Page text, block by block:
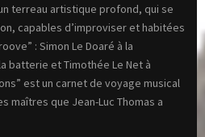
terreau artistique profond, qui se
capables d’improviser et habitées
: Simon Le Doaré à la
batterie et Timothée Le Net à
est un carnet de voyage musical
maîtres que Jean-Luc Thomas a